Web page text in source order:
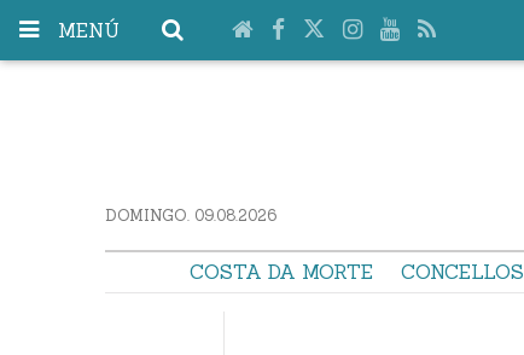
MENÚ
DOMINGO. 09.08.2026
COSTA DA MORTE CONCELLOS